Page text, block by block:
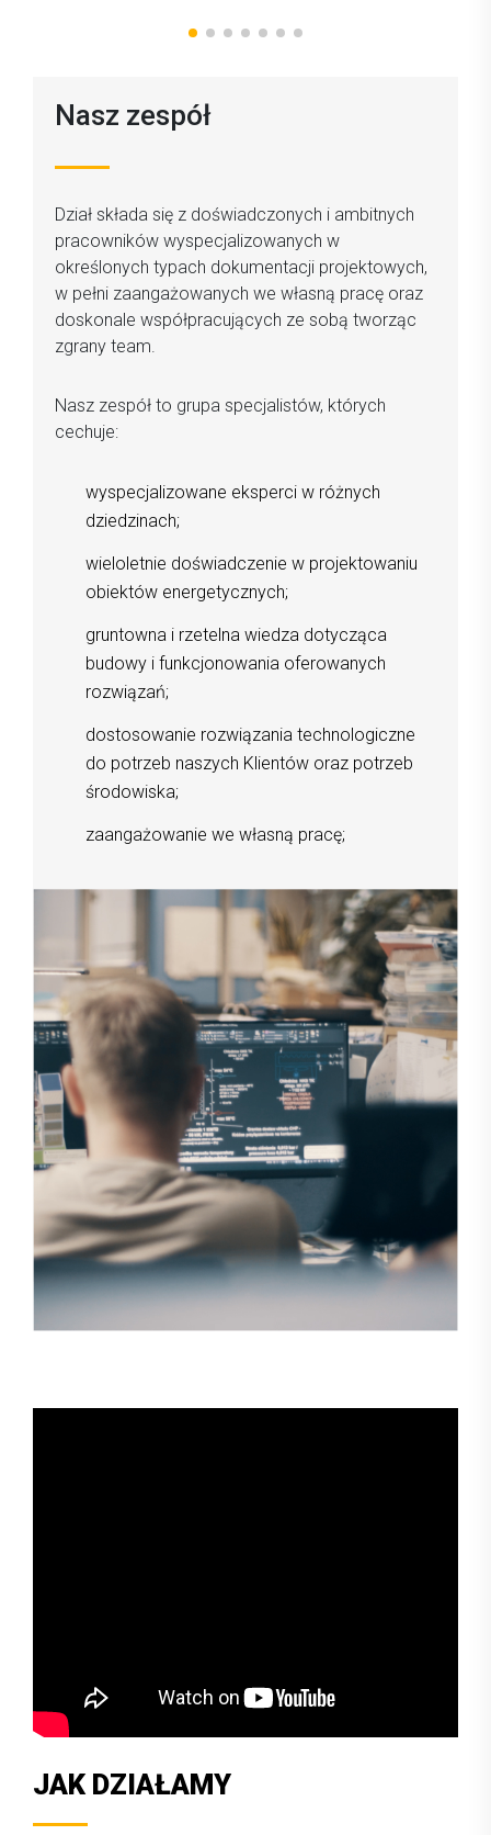
Nasz zespół
Dział składa się z doświadczonych i ambitnych
pracowników wyspecjalizowanych w
określonych typach dokumentacji projektowych,
w pełni zaangażowanych we własną pracę oraz
doskonale współpracujących ze sobą tworząc
zgrany team.
Nasz zespół to grupa specjalistów, których
cechuje:
wyspecjalizowane eksperci w różnych
dziedzinach;
wieloletnie doświadczenie w projektowaniu
obiektów energetycznych;
gruntowna i rzetelna wiedza dotycząca
budowy i funkcjonowania oferowanych
rozwiązań;
dostosowanie rozwiązania technologiczne
do potrzeb naszych Klientów oraz potrzeb
środowiska;
zaangażowanie we własną pracę;
JAK DZIAŁAMY